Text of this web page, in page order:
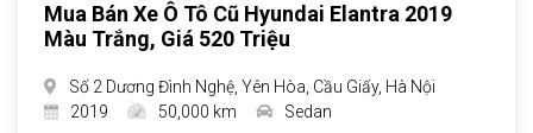
Mua Bán Xe Ô Tô Cũ Hyundai Elantra 2019
Màu Trắng, Giá 520 Triệu
Số 2 Dương Đình Nghệ, Yên Hòa, Cầu Giấy, Hà Nội
2019
50,000 km Sedan